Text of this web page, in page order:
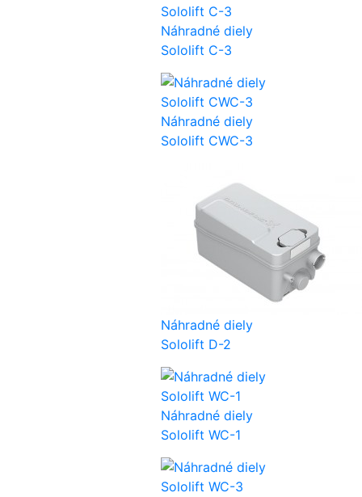
Náhradné diely
Sololift C-3
Náhradné diely
Sololift CWC-3
Náhradné diely
Sololift D-2
Náhradné diely
Sololift WC-1